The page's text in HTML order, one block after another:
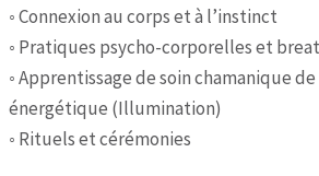
◦ Connexion au corps et à l’instinct
◦ Pratiques psycho-corporelles et
◦ Apprentissage de soin chamanique
énergétique (Illumination)
◦ Rituels et cérémonies